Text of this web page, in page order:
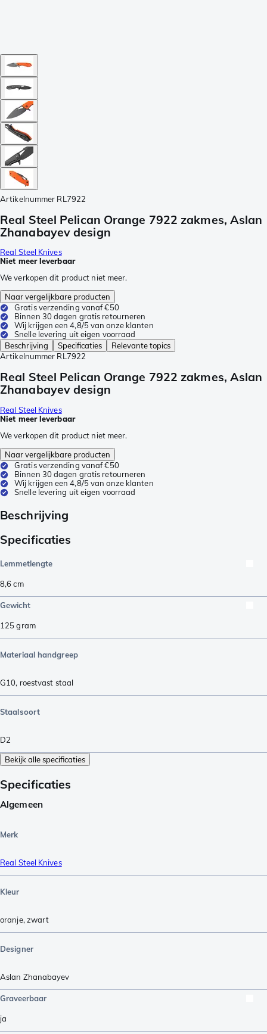
Artikelnummer RL7922
Real Steel Pelican Orange 7922 zakmes, Aslan
Zhanabayev design
Real Steel Knives
Niet meer leverbaar
We verkopen dit product niet meer.
Naar vergelijkbare producten
Gratis verzending vanaf €50
Binnen 30 dagen gratis retourneren
Wij krijgen een 4,8/5 van onze klanten
Snelle levering uit eigen voorraad
Beschrijving
Specificaties
Relevante topics
Artikelnummer RL7922
Real Steel Pelican Orange 7922 zakmes, Aslan
Zhanabayev design
Real Steel Knives
Niet meer leverbaar
We verkopen dit product niet meer.
Naar vergelijkbare producten
Gratis verzending vanaf €50
Binnen 30 dagen gratis retourneren
Wij krijgen een 4,8/5 van onze klanten
Snelle levering uit eigen voorraad
Beschrijving
Specificaties
Lemmetlengte
8,6cm
Gewicht
125gram
Materiaal handgreep
G10, roestvast staal
Staalsoort
D2
Bekijk alle specificaties
Specificaties
Algemeen
Merk
Real Steel Knives
Kleur
oranje, zwart
Designer
Aslan Zhanabayev
Graveerbaar
ja